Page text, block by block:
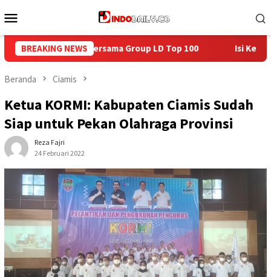
ke
Mobile
BREAKING NEWS
100 Isi Kemerdekaan dengan Kepedulian, Lapas
Beranda Ciamis
Ketua KORMI: Kabupaten Ciamis Sudah
Siap untuk Pekan Olahraga Provinsi
Reza Fajri
24 Februari 2022